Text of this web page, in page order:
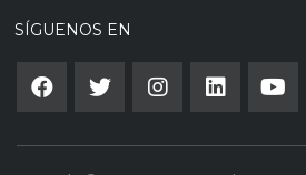
SÍGUENOS EN